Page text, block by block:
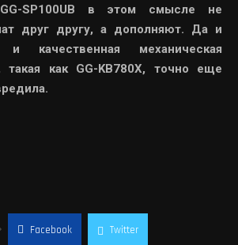
SP100UB в этом смысле не
друг другу, а дополняют. Да и
и качественная механическая
такая как GG-KB780X, точно еще
Facebook Twitter